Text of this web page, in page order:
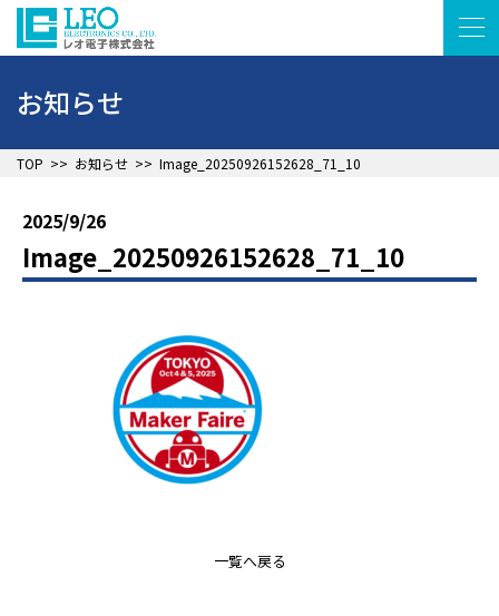
お知らせ
TOP >> お知らせ >> Image_20250926152628_71_10
2025/9/26
Image_20250926152628_71_10
一覧へ戻る